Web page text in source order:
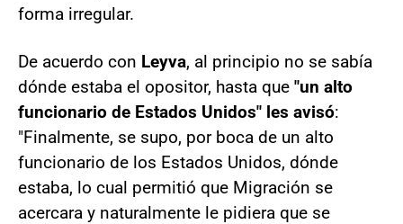
forma irregular.
De acuerdo con Leyva, al principio no se sabía
dónde estaba el opositor, hasta que "un alto
funcionario de Estados Unidos" les avisó:
"Finalmente, se supo, por boca de un alto
funcionario de los Estados Unidos, dónde
estaba, lo cual permitió que Migración se
acercara y naturalmente le pidiera que se